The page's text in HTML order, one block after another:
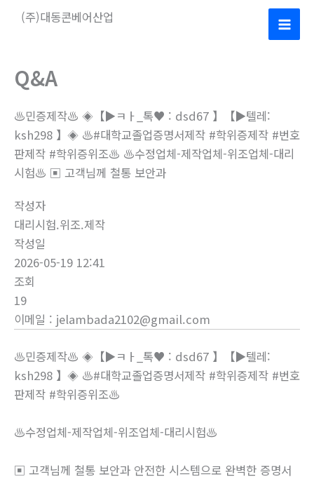
(주)대동콘베어산업
Main
Q&A
♨️민증제작♨️ ◈【▶ㅋㅏ_톡♥ : dsd67 】【▶텔레:
ksh298 】◈ ♨️#대학교졸업증명서제작 #학위증제작 #번호
판제작 #학위증위조♨️ ♨️수정업체-제작업체-위조업체-대리
시험♨️ ▣ 고객님께 철통 보안과
작성자
대리시험.위조.제작
작성일
2026-05-19 12:41
조회
19
이메일 : jelambada2102@gmail.com
♨️민증제작♨️ ◈【▶ㅋㅏ_톡♥ : dsd67 】【▶텔레:
ksh298 】◈ ♨️#대학교졸업증명서제작 #학위증제작 #번호
판제작 #학위증위조♨️
♨️수정업체-제작업체-위조업체-대리시험♨️
▣ 고객님께 철통 보안과 안전한 시스템으로 완벽한 증명서